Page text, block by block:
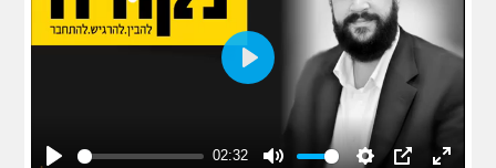
02:32
Play